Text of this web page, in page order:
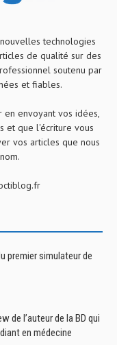
technologies
de qualité sur des
soutenu par
et fiables.
envoyant vos idées,
et que l'écriture vous
vos articles que nous
premier simulateur de
de l’auteur de la BD qui
en médecine